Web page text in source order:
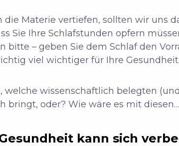
die Materie vertiefen, sollten wir uns
Sie Ihre Schlafstunden opfern
bitte – geben Sie dem Schlaf den
viel wichtiger für Ihre
welche wissenschaftlich belegten
bringt, oder? Wie wäre es mit diesen…
kann sich